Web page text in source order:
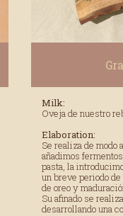
Milk:
Oveja de nuestro
Elaboration:
Se realiza de modo
añadimos
pasta, la
un breve periodo
de oreo y
Su afinado se
desarrollando una